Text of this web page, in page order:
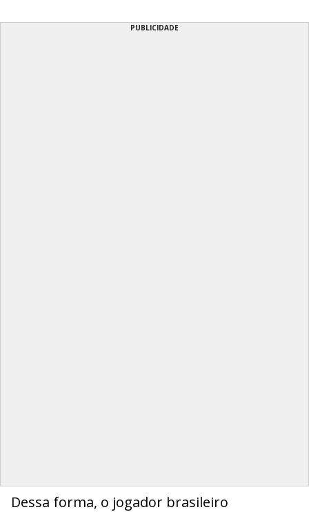
PUBLICIDADE
Dessa forma, o jogador brasileiro